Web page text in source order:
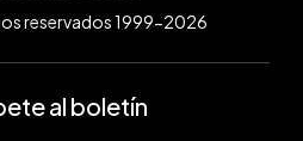
reservados 1999-2026
al boletín